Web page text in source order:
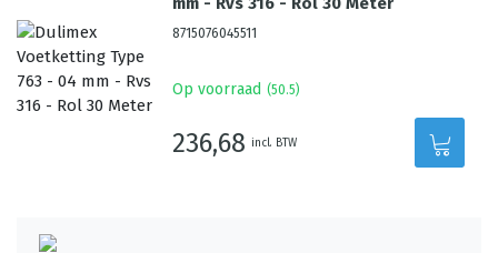
8715076045511
Op voorraad (50.5)
236,68 incl. BTW